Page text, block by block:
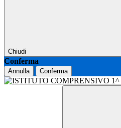
Chiudi
Conferma
Annulla Conferma